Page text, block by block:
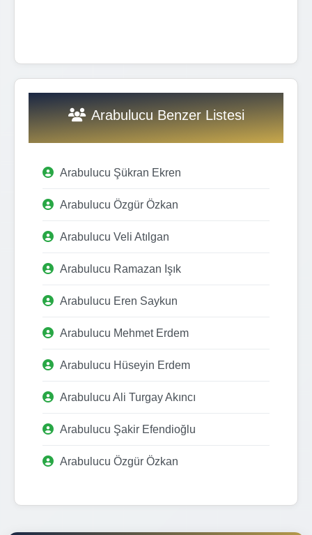
Arabulucu Benzer Listesi
Arabulucu Şükran Ekren
Arabulucu Özgür Özkan
Arabulucu Veli Atılgan
Arabulucu Ramazan Işık
Arabulucu Eren Saykun
Arabulucu Mehmet Erdem
Arabulucu Hüseyin Erdem
Arabulucu Ali Turgay Akıncı
Arabulucu Şakir Efendioğlu
Arabulucu Özgür Özkan